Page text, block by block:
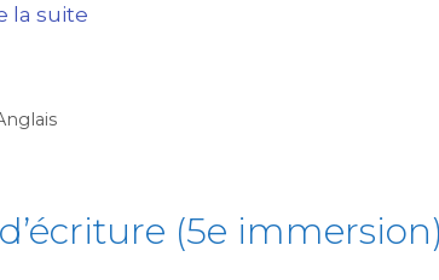
la suite
(5e immersion)